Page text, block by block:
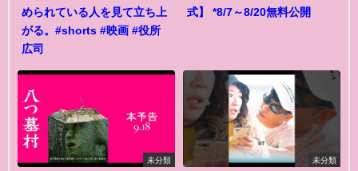
められている人を見て立ち上
がる。#shorts #映画 #役所
広司
式】 *8/7～8/20無料公開
未分類 未分類